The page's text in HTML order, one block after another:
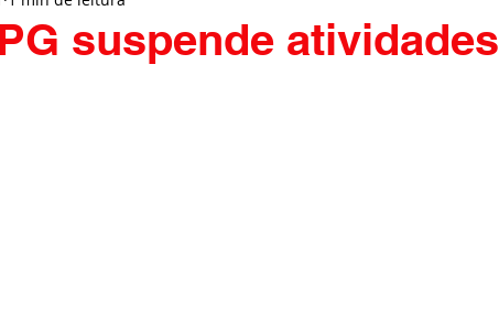
Segurança Entrevista
suspende atividades